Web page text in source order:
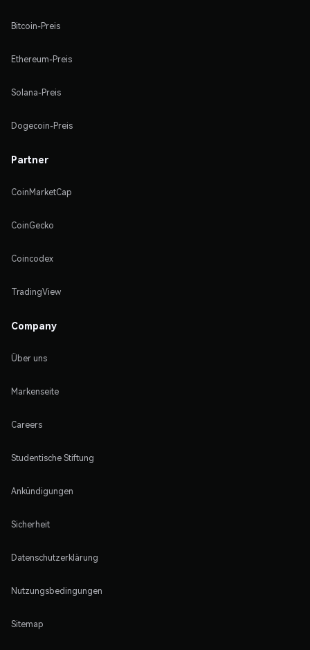
Bitcoin-Preis
Ethereum-Preis
Solana-Preis
Dogecoin-Preis
Partner
CoinMarketCap
CoinGecko
Coincodex
TradingView
Company
Über uns
Markenseite
Careers
Studentische Stiftung
Ankündigungen
Sicherheit
Datenschutzerklärung
Nutzungsbedingungen
Sitemap